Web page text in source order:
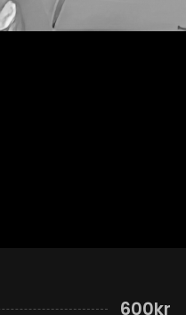
600kr